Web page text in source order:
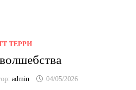
ТЕРРИ
admin 04/05/2026